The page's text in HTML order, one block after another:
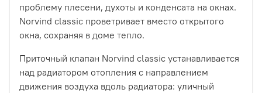
проблему плесени, духоты и конденсата на окнах.
Norvind classic проветривает вместо открытого
окна, сохраняя в доме тепло.
Приточный клапан Norvind classic устанавливается
над радиатором отопления с направлением
движения воздуха вдоль радиатора: уличный